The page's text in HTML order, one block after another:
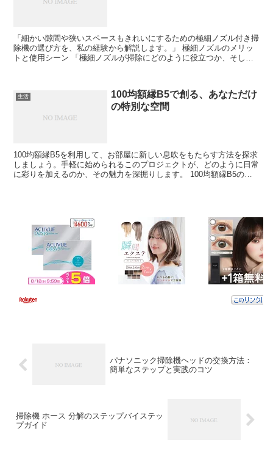
「細かい隙間や狭いスペースもきれいにするための極細ノズル付き掃
除機の選び方を、私の経験から解説します。」 極細ノズルのメリッ
トと使用シーン 「極細ノズルが掃除にどのように役立つか、そして
生活
100均額縁B5で創る、あなただけ
の特別な空間
100均額縁B5を利用して、お部屋に新しい息吹をもたらす方法を探求
しましょう。手軽に始められるこのプロジェクトが、どのように日常
に彩りを加えるのか、その魅力を深掘りします。 100均額縁B5の基
パナソニック掃除機ヘッドの交換方法：
簡単なステップと実践のコツ
掃除機 ホース 分解のステップバイステッ
プガイド